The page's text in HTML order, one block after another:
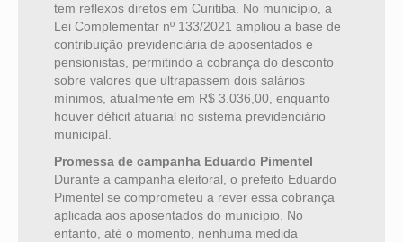
tem reflexos diretos em Curitiba. No município, a
Lei Complementar nº 133/2021 ampliou a base de
contribuição previdenciária de aposentados e
pensionistas, permitindo a cobrança do desconto
sobre valores que ultrapassem dois salários
mínimos, atualmente em R$ 3.036,00, enquanto
houver déficit atuarial no sistema previdenciário
municipal.
Promessa de campanha Eduardo Pimentel
Durante a campanha eleitoral, o prefeito Eduardo
Pimentel se comprometeu a rever essa cobrança
aplicada aos aposentados do município. No
entanto, até o momento, nenhuma medida